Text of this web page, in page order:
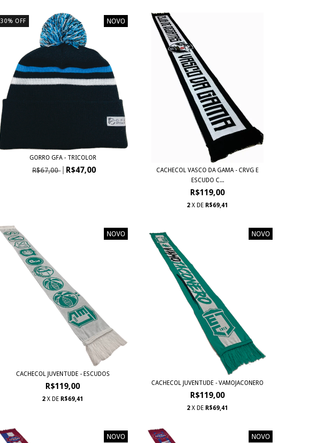
30%OFF NOVO
GORRO GFA - TRICOLOR
R$67,00 R$47,00
CACHECOL VASCO DA GAMA - CRVG E
ESCUDO C...
R$119,00
2 X DE R$69,41
NOVO
CACHECOL JUVENTUDE - ESCUDOS
R$119,00
2 X DE R$69,41
NOVO
CACHECOL JUVENTUDE - VAMOJACONERO
R$119,00
2 X DE R$69,41
NOVO NOVO